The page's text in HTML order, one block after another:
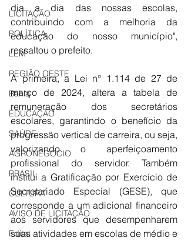
LICITAÇÃO
POLÍTICA
LEM
REGIÃO OESTE
Bahia
EDUCAÇÃO
SAÚDE
AGRONEGÓCIO
BRASIL
CULTURA
AVISO DE LICITAÇÃO
Edital
dia a dia das nossas escolas,
contribuindo com a melhoria da
educação do nosso município",
ressaltou o prefeito.
A primeira, a Lei n° 1.114 de 27 de
março de 2024, altera a tabela de
remuneração dos secretários
escolares, garantindo o benefício da
progressão vertical de carreira, ou seja,
valorizando o aperfeiçoamento
profissional do servidor. Também
institui a Gratificação por Exercício de
Secretariado Especial (GESE), que
corresponde a um adicional financeiro
aos servidores que desempenharem
suas atividades em escolas de médio e